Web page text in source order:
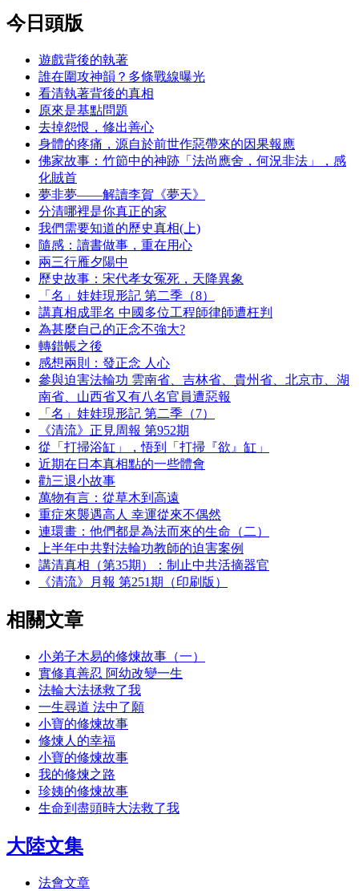
今日頭版
遊戲背後的執著
誰在圍攻神韻？多條戰線曝光
看清執著背後的真相
原來是基點問題
去掉怨恨，修出善心
身體的疼痛，源自於前世作惡帶來的因果報應
佛家故事：竹節中的神跡「法尚應舍，何況非法」，感
化賊首
夢非夢——解讀李賀《夢天》
分清哪裡是你真正的家
我們需要知道的歷史真相(上)
隨感：讀書做事，重在用心
兩三行雁夕陽中
歷史故事：宋代孝女冤死，天降異象
「名」娃娃現形記 第二季（8）
講真相成罪名 中國多位工程師律師遭枉判
為甚麼自己的正念不強大?
轉錯帳之後
感想兩則：發正念 人心
參與迫害法輪功 雲南省、吉林省、貴州省、北京市、湖
南省、山西省又有八名官員遭惡報
「名」娃娃現形記 第二季（7）
《清流》正見周報 第952期
從「打掃浴缸」，悟到「打掃『欲』缸」
近期在日本真相點的一些體會
勸三退小故事
萬物有言：從草木到高遠
重症來襲遇高人 幸運從來不偶然
連環畫：他們都是為法而來的生命（二）
上半年中共對法輪功教師的迫害案例
講清真相（第35期）：制止中共活摘器官
《清流》月報 第251期（印刷版）
相關文章
小弟子木易的修煉故事（一）
實修真善忍 阿幼改變一生
法輪大法拯救了我
一生尋道 法中了願
小寶的修煉故事
修煉人的幸福
小寶的修煉故事
我的修煉之路
珍姨的修煉故事
生命到盡頭時大法救了我
大陸文集
法會文章